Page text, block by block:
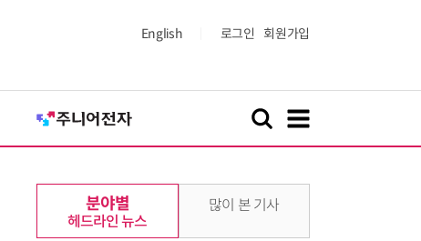
English 로그인 회원가입
분야별
헤드라인 뉴스
많이 본 기사